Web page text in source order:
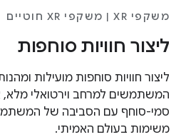
משקפי XR | משקפי XR חוטיים
ליצור חוויות סוחפות
ליצור חוויות סוחפות מועילות
המשתמשים למרחב וירטואלי מלא,
סמי-סוחף עם הסביבה של
משימות בעולם האמיתי.